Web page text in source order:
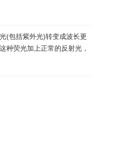
(包括紫外光)转变成波长更
荧光加上正常的反射光，